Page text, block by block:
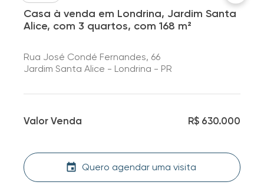
Casa à venda em Londrina, Jardim Santa
Alice, com 3 quartos, com 168 m²
Rua José Condé Fernandes, 66
Jardim Santa Alice - Londrina - PR
Valor Venda R$ 630.000
Quero agendar uma visita